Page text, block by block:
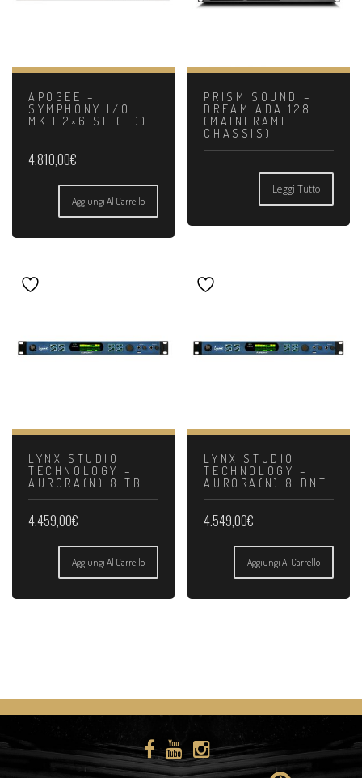
APOGEE –
SYMPHONY I/O
MKII 2×6 SE (HD)
4.810,00€
Aggiungi Al Carrello
PRISM SOUND –
DREAM ADA 128
(MAINFRAME
CHASSIS)
Leggi Tutto
LYNX STUDIO
TECHNOLOGY –
AURORA(N) 8 TB
4.459,00€
Aggiungi Al Carrello
LYNX STUDIO
TECHNOLOGY –
AURORA(N) 8 DNT
4.549,00€
Aggiungi Al Carrello